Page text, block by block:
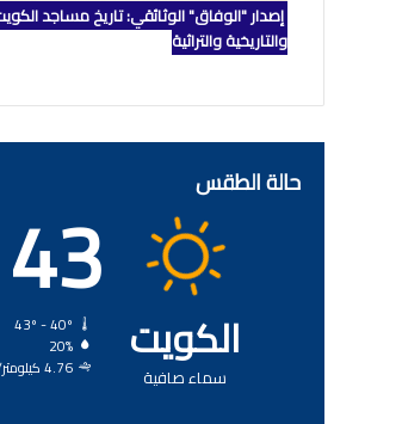
إصدار "الوفاق" الوثائقي: تاريخ مساجد
والتاريخية والتراثية
حالة الطقس
الكويت
سماء صافية
43
20%
4.76 كيلومتر/ساعة